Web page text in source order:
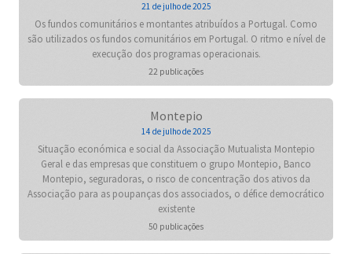
21 de julho de 2025
Os fundos comunitários e montantes atribuídos a Portugal. Como
são utilizados os fundos comunitários em Portugal. O ritmo e nível de
execução dos programas operacionais.
22 publicações
Montepio
14 de julho de 2025
Situação económica e social da Associação Mutualista Montepio
Geral e das empresas que constituem o grupo Montepio, Banco
Montepio, seguradoras, o risco de concentração dos ativos da
Associação para as poupanças dos associados, o défice democrático
existente
50 publicações